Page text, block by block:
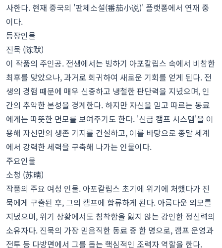
사한다. 현재 중국의 '판체소설(番茄小说)' 플랫폼에서 연재 중
이다.
등장인물
진묵 (陈默)
이 작품의 주인공. 전생에서는 빙하기 아포칼립스 속에서 비참한
최후를 맞았으나, 과거로 회귀하여 새로운 기회를 얻게 된다. 전
생의 경험 때문에 매우 신중하고 냉철한 판단력을 지녔으며, 인
간의 추악한 본성을 경계한다. 하지만 자신을 믿고 따르는 동료
에게는 따뜻한 면모를 보여주기도 한다. '신급 캠프 시스템'을 이
용해 자신만의 생존 기지를 건설하고, 이를 바탕으로 종말 세계
에서 강력한 세력을 구축해 나가는 인물이다.
주요인물
소청 (苏晴)
작품의 주요 여성 인물. 아포칼립스 초기에 위기에 처했다가 진
묵에게 구출된 후, 그의 캠프에 합류하게 된다. 아름다운 외모를
지녔으며, 위기 상황에서도 침착함을 잃지 않는 강인한 정신력의
소유자다. 진묵의 가장 믿음직한 동료 중 한 명으로, 캠프 운영과
전투 등 다방면에서 그를 돕는 핵심적인 조력자 역할을 한다.